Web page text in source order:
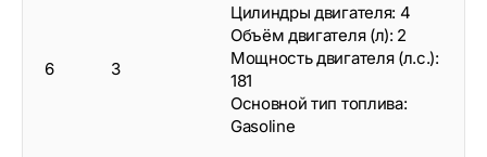
6 3
Цилиндры двигателя: 4
Объём двигателя (л): 2
Мощность двигателя (л.с.):
181
Основной тип топлива:
Gasoline